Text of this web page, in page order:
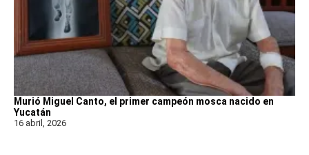
Murió Miguel Canto, el primer campeón mosca nacido en
Yucatán
16 abril, 2026